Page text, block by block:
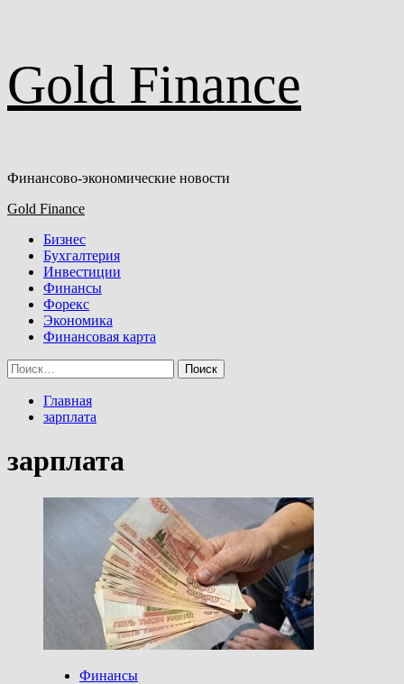
к
содержимому
Gold Finance
Финансово-экономические новости
Основное
Gold Finance
Бизнес
Бухгалтерия
Инвестиции
Финансы
Форекс
Экономика
Финансовая карта
Найти:
Главная
зарплата
зарплата
Финансы